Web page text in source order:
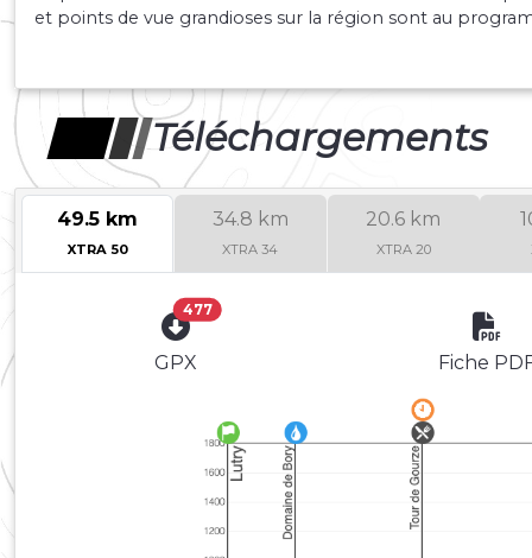
et points de vue grandioses sur la région sont au
Téléchargements
49.5 km
XTRA 50
34.8 km
XTRA 34
20.6 km
XTRA 20
477
GPX Fiche